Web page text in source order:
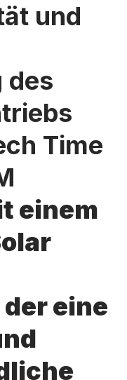
und
des
Time
einem
eine